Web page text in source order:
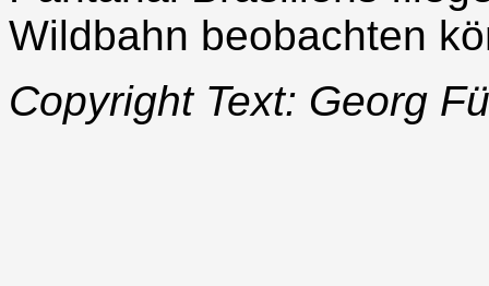
Wildbahn beobachten
Copyright Text: Georg